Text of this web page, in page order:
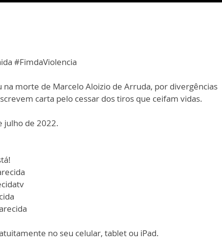
#FimdaViolencia
morte de Marcelo Aloizio de Arruda, por divergências
carta pelo cessar dos tiros que ceifam vidas.
julho de 2022.
no seu celular, tablet ou iPad.